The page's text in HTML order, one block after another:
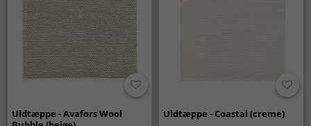
Uldtæppe - Avafors Wool
Uldtæppe - Coastal (creme)